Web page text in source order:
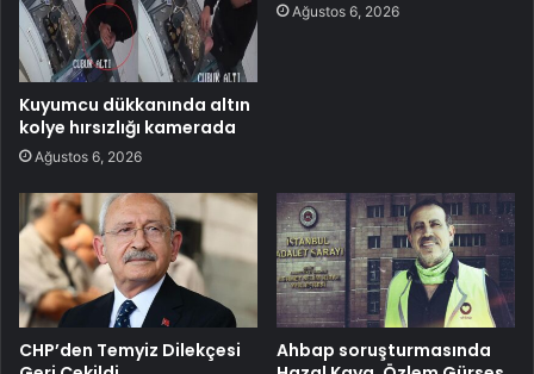
Kuyumcu dükkanında altın
kolye hırsızlığı kamerada
Ağustos 6, 2026
Ağustos 6, 2026
CHP’den Temyiz Dilekçesi
Ahbap soruşturmasında